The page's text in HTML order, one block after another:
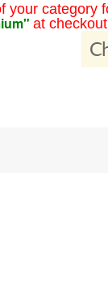
your category
at